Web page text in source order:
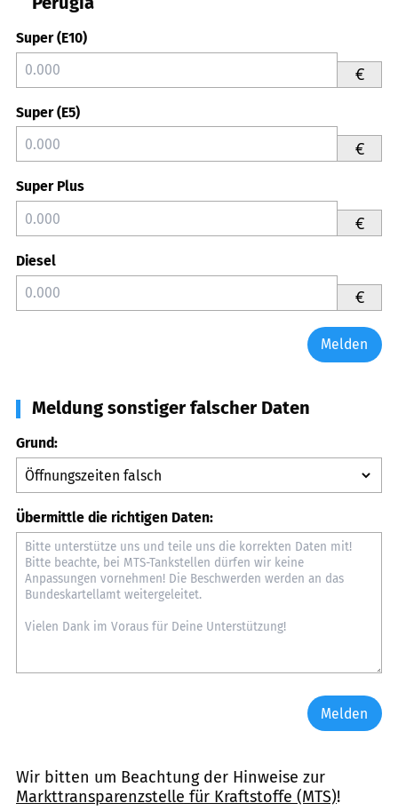
Super (E10)
€
Super (E5)
€
Super Plus
€
Diesel
€
Melden
Meldung sonstiger falscher Daten
Grund:
Übermittle die richtigen Daten:
Melden
Wir bitten um Beachtung der Hinweise zur
Markttransparenzstelle für Kraftstoffe (MTS)!